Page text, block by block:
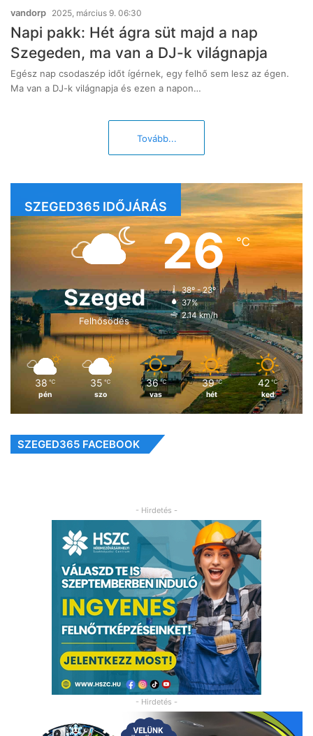
vandorp 2025, március 9. 06:30
Napi pakk: Hét ágra süt majd a nap
Szegeden, ma van a DJ-k világnapja
Egész nap csodaszép időt ígérnek, egy felhő sem lesz az égen.
Ma van a DJ-k világnapja és ezen a napon…
Tovább...
SZEGED365 IDŐJÁRÁS
Szeged
Felhősödés
26℃
38º - 23º
37%
2.14 km/h
38 ℃
pén
35 ℃
szo
36 ℃
vas
39 ℃
hét
42 ℃
ked
SZEGED365 FACEBOOK
- Hirdetés -
- Hirdetés -